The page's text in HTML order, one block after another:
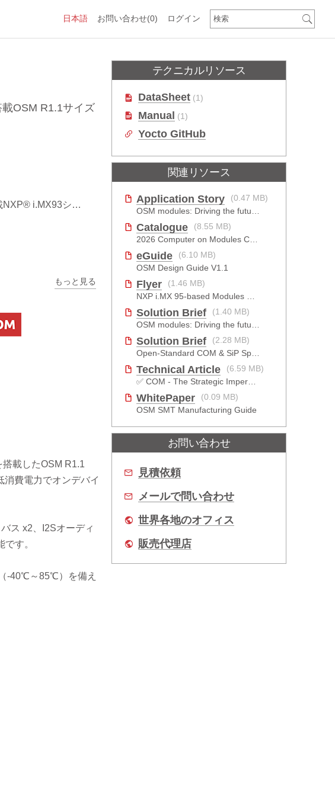
お問い合わせ(0)
日本語 ログイン
OSM R1.1サイズ
i.MX93シリーズ
もっと見る
載したOSM R1.1
費電力でオンデバイ
ス x2、I2Sオーディ
す。
-40℃～85℃）を備え
テクニカルリソース
DataSheet (1)
Manual (1)
Yocto GitHub
関連リソース
Application Story
(0.47 MB)
Catalogue
(8.55 MB)
eGuide
(6.10 MB)
OSM Design Guide V1.1
Flyer
(1.46 MB)
Solution Brief
(1.40 MB)
Solution Brief
(2.28 MB)
Technical Article
(6.59 MB)
WhitePaper
(0.09 MB)
OSM SMT Manufacturing Guide
お問い合わせ
見積依頼
メールで問い合わせ
世界各地のオフィス
販売代理店